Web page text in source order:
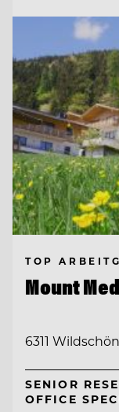
TOP
Mount
6311
SENIOR
OFFICE